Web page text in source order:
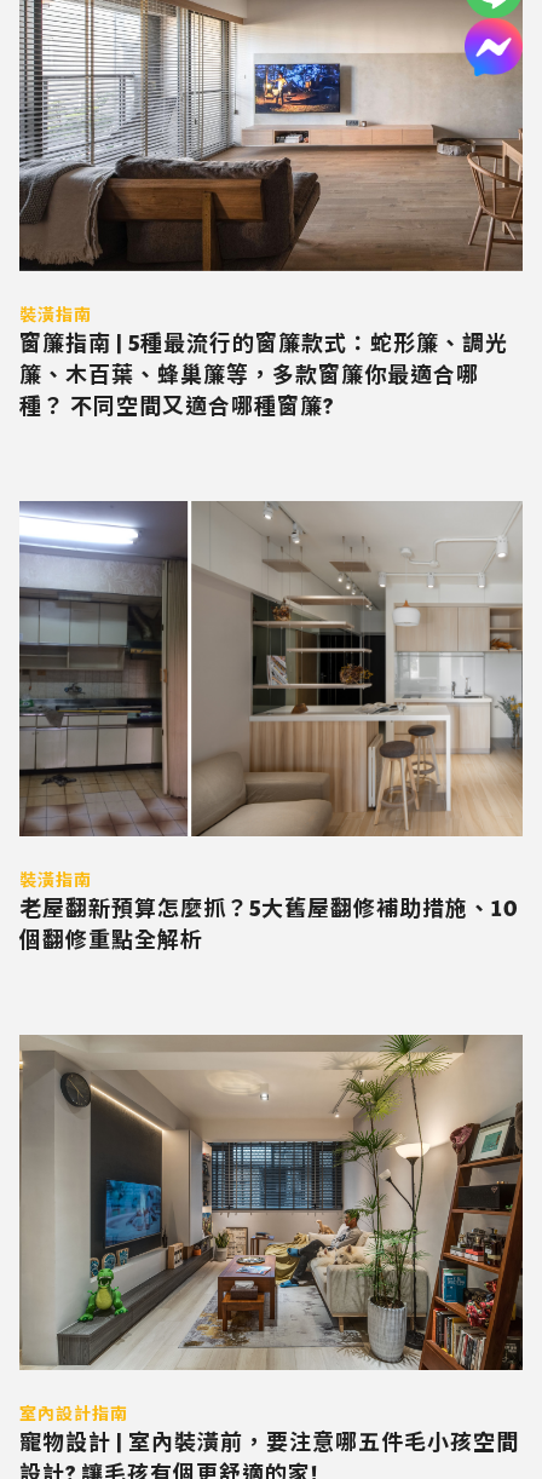
裝潢指南
窗簾指南 | 5種最流行的窗簾款式：蛇形簾、調光
簾、木百葉、蜂巢簾等，多款窗簾你最適合哪
種？ 不同空間又適合哪種窗簾?
裝潢指南
老屋翻新預算怎麼抓？5大舊屋翻修補助措施、10
個翻修重點全解析
室內設計指南
寵物設計 | 室內裝潢前，要注意哪五件毛小孩空間